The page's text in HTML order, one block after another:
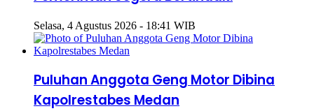
Selasa, 4 Agustus 2026 - 18:41 WIB
Puluhan Anggota Geng Motor Dibina
Kapolrestabes Medan